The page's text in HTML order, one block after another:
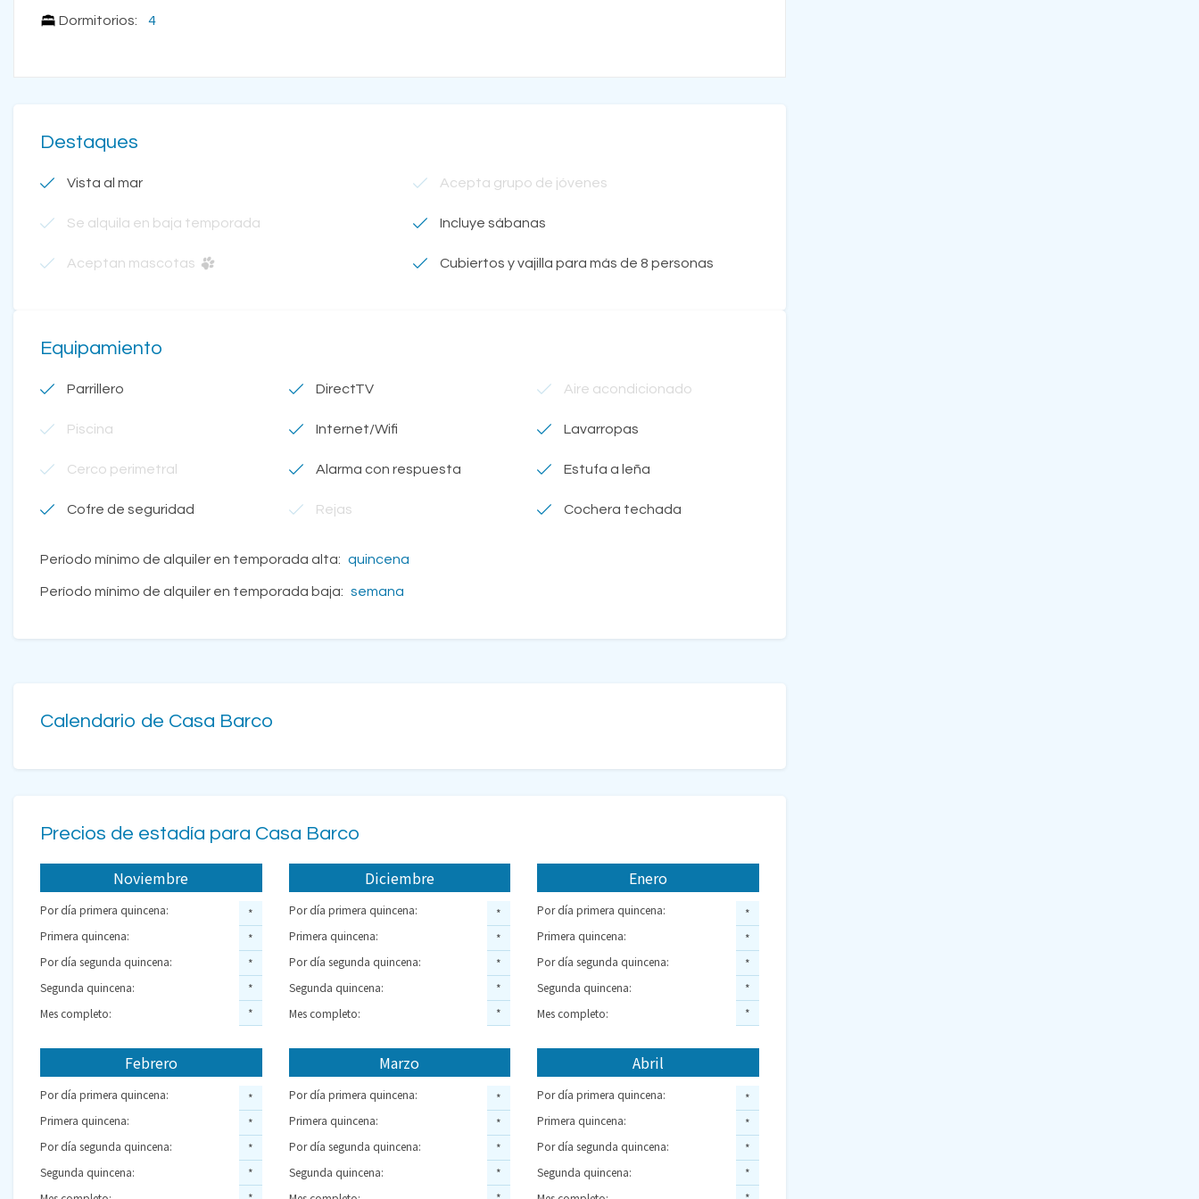
Dormitorios: 4
Destaques
Vista al mar
Se alquila en baja temporada
Aceptan mascotas
Acepta grupo de jóvenes
Incluye sábanas
Cubiertos y vajilla para más de 8 personas
Equipamiento
Parrillero
Piscina
Cerco perimetral
Cofre de seguridad
DirectTV
Internet/Wifi
Alarma con respuesta
Rejas
Aire acondicionado
Lavarropas
Estufa a leña
Cochera techada
Período mínimo de alquiler en temporada alta: quincena
Período mínimo de alquiler en temporada baja: semana
Calendario de Casa Barco
Precios de estadía para Casa Barco
Noviembre
Por día primera quincena:
Primera quincena:
Por día segunda quincena:
Segunda quincena:
Mes completo:
*
*
*
*
*
Diciembre
Por día primera quincena:
Primera quincena:
Por día segunda quincena:
Segunda quincena:
Mes completo:
*
*
*
*
*
Enero
Por día primera quincena:
Primera quincena:
Por día segunda quincena:
Segunda quincena:
Mes completo:
*
*
*
*
*
Febrero
Por día primera quincena:
Primera quincena:
Por día segunda quincena:
Segunda quincena:
*
*
*
*
Marzo
Por día primera quincena:
Primera quincena:
Por día segunda quincena:
Segunda quincena:
*
*
*
*
Abril
Por día primera quincena:
Primera quincena:
Por día segunda quincena:
Segunda quincena:
*
*
*
*